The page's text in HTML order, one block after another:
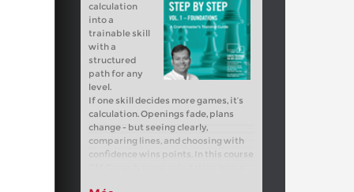
calculation
into a
trainable skill
with a
structured
path for any
level.
If one skill decides more games, it’s
calculation. Openings fade, plans
change - but seeing clearly,
comparing lines, and choosing with
confidence wins points. In this course